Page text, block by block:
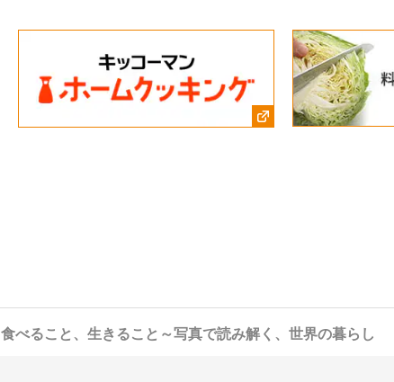
食べること、生きること～写真で読み解く、世界の暮らし